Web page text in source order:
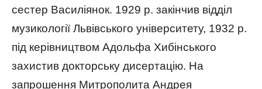
сестер Василіянок. 1929 р. закінчив відділ
музикології Львівського університету, 1932 р.
під керівництвом Адольфа Хибінського
захистив докторську дисертацію. На
запрошення Митрополита Андрея